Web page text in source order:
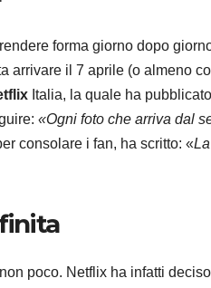
forma giorno dopo
arrivare il 7 aprile (o almeno
Italia, la quale ha
«Ogni foto che arriva dal
consolare i fan, ha scritto: «
poco. Netflix ha infatti